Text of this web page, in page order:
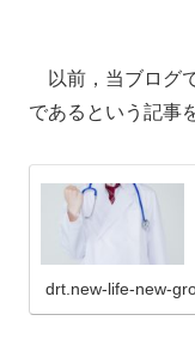
以前，当ブログ
であるという記事
drt.new-life-new-